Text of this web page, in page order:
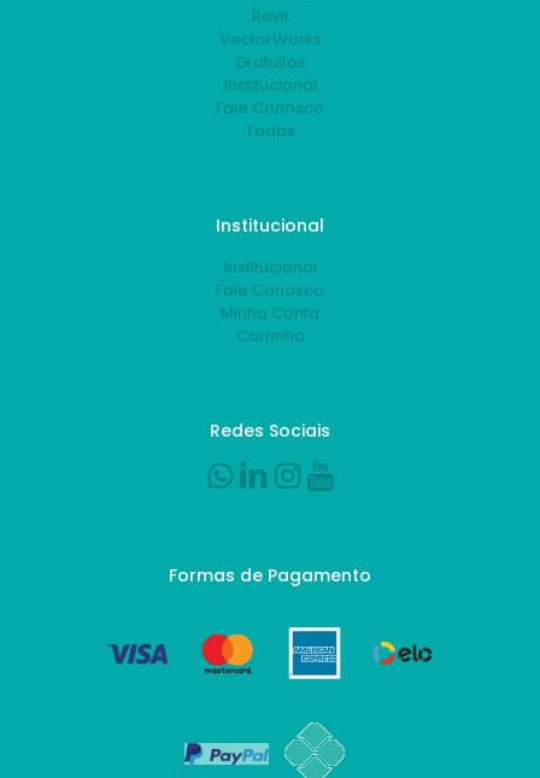
Revit
VectorWorks
Gratuitos
Institucional
Fale Conosco
Todos
Institucional
Institucional
Fale Conosco
Minha Conta
Carrinho
Redes Sociais
Formas de Pagamento